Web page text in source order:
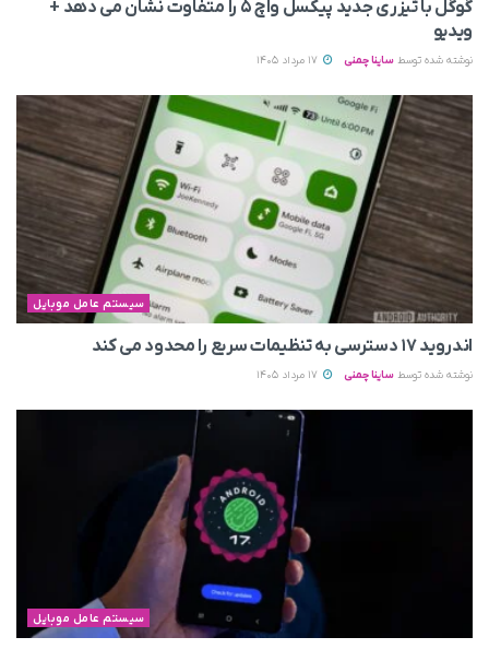
گوگل با تیزری جدید پیکسل واچ ۵ را متفاوت نشان می‌ دهد +
ویدیو
نوشته شده توسط ساینا چمنی
سیستم عامل موبایل
اندروید ۱۷ دسترسی به تنظیمات سریع را محدود می‌ کند
نوشته شده توسط ساینا چمنی
سیستم عامل موبایل